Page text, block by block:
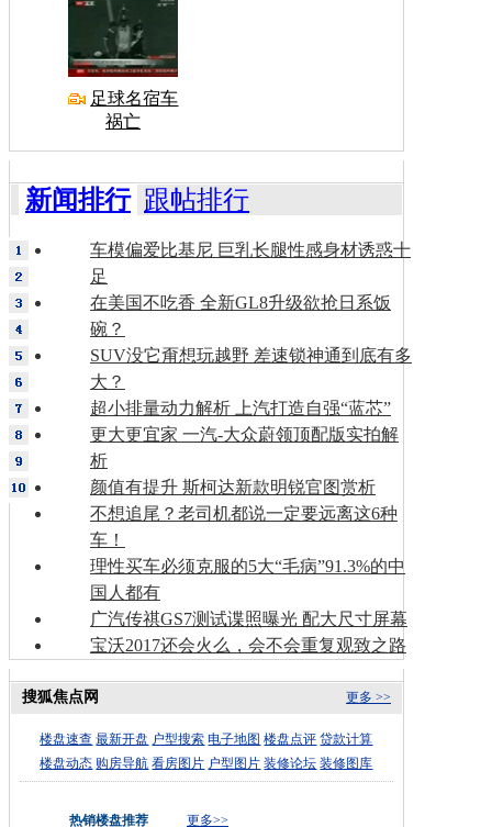
足球名宿车
祸亡
新闻排行 跟帖排行
车模偏爱比基尼 巨乳长腿性感身材诱惑十
足
在美国不吃香 全新GL8升级欲抢日系饭
碗？
SUV没它甭想玩越野 差速锁神通到底有多
大？
超小排量动力解析 上汽打造自强“蓝芯”
更大更宜家 一汽-大众蔚领顶配版实拍解
析
颜值有提升 斯柯达新款明锐官图赏析
不想追尾？老司机都说一定要远离这6种
车！
理性买车必须克服的5大“毛病”91.3%的中
国人都有
广汽传祺GS7测试谍照曝光 配大尺寸屏幕
宝沃2017还会火么，会不会重复观致之路
更多 >>
搜狐焦点网
楼盘速查 最新开盘 户型搜索 电子地图 楼盘点评 贷款计算
楼盘动态 购房导航 看房图片 户型图片 装修论坛 装修图库
热销楼盘推荐 更多>>